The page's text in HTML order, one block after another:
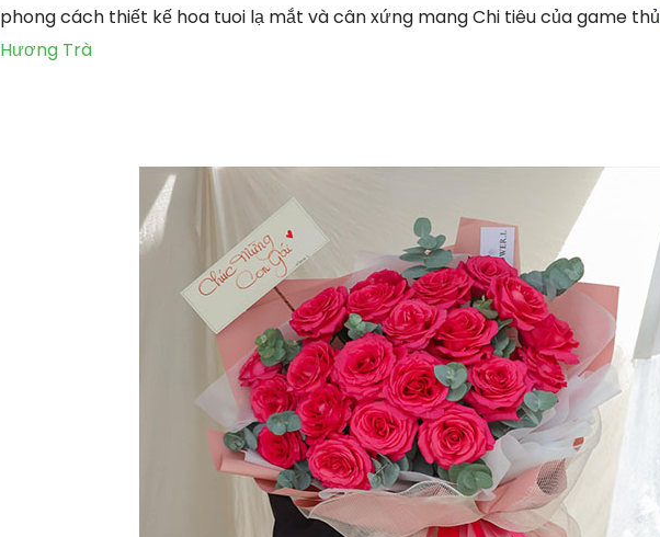
phong cách thiết kế hoa tuoi lạ mắt và cân xứng mang Chi tiêu của game thủ
Hương Trà